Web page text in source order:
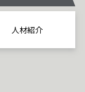
人材紹介